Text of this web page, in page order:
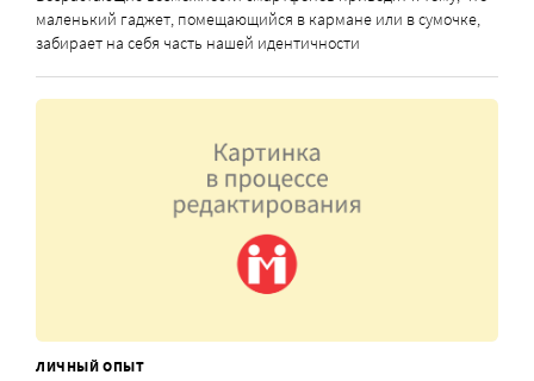
маленький гаджет, помещающийся в кармане или в сумочке,
забирает на себя часть нашей идентичности
ЛИЧНЫЙ ОПЫТ